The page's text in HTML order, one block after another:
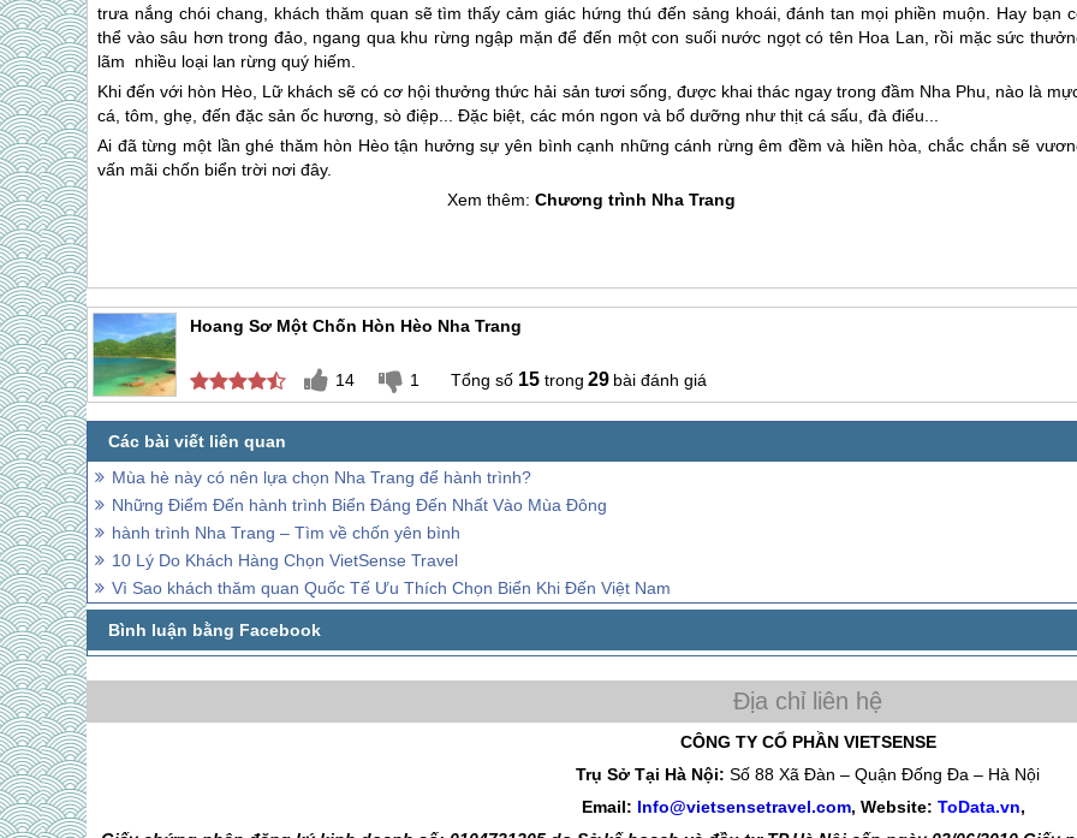
trưa nắng chói chang, khách thăm quan sẽ tìm thấy cảm giác hứng thú đến sảng khoái, đánh tan mọi phiền muộn. Hay bạn
thể vào sâu hơn trong đảo, ngang qua khu rừng ngập mặn để đến một con suối nước ngọt có tên Hoa Lan, rồi mặc sức
lãm nhiều loại lan rừng quý hiếm.
Khi đến với hòn Hèo, Lữ khách sẽ có cơ hội thưởng thức hải sản tươi sống, được khai thác ngay trong đầm Nha Phu, nào là
cá, tôm, ghẹ, đến đặc sản ốc hương, sò điệp... Đặc biệt, các món ngon và bổ dưỡng như thịt cá sấu, đà điểu...
Ai đã từng một lần ghé thăm hòn Hèo tận hưởng sự yên bình cạnh những cánh rừng êm đềm và hiền hòa, chắc chắn sẽ
vấn mãi chốn biển trời nơi đây.
Xem thêm: Chương trình Nha Trang
Hoang Sơ Một Chốn Hòn Hèo Nha Trang
14 1 15 29 bài đánh giá
Mùa hè này có nên lựa chọn Nha Trang để hành trình?
Những Điểm Đến hành trình Biển Đáng Đến Nhất Vào Mùa Đông
hành trình Nha Trang – Tìm về chốn yên bình
10 Lý Do Khách Hàng Chọn VietSense Travel
Vì Sao khách thăm quan Quốc Tế Ưu Thích Chọn Biển Khi Đến Việt Nam
CÔNG TY CỔ PHẦN VIETSENSE
Trụ Sở Tại Hà Nội: Số 88 Xã Đàn – Quận Đống Đa – Hà Nội
Email: Info@vietsensetravel.com, Website: ToData.vn,